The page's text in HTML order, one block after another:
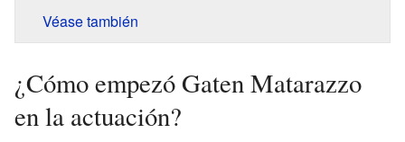
Véase también
¿Cómo empezó Gaten Matarazzo
en la actuación?